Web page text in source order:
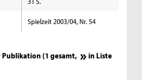
Spielzeit 2003/04, Nr. 54
Publikation (1 gesamt,
in Liste